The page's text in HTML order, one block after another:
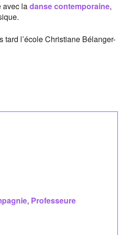
avec ladanse contemporaine,
tard l’école Christiane Bélanger-
, Professeure